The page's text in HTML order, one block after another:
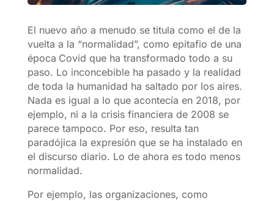
El nuevo año a menudo se titula como el de la
vuelta a la “normalidad”, como epitafio de una
época Covid que ha transformado todo a su
paso. Lo inconcebible ha pasado y la realidad
de toda la humanidad ha saltado por los aires.
Nada es igual a lo que acontecía en 2018, por
ejemplo, ni a la crisis financiera de 2008 se
parece tampoco. Por eso, resulta tan
paradójica la expresión que se ha instalado en
el discurso diario. Lo de ahora es todo menos
normalidad.
Por ejemplo, las organizaciones, como